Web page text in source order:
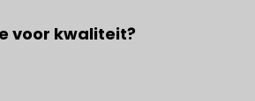
voor kwaliteit?